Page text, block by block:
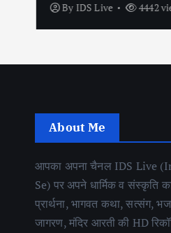
By IDS Live 4442
About Me
आपका अपना चैनल IDS Live
Se) पर अपने धार्मिक व संस्कृति
प्रार्थना, भागवत कथा, सत्संग,
जागरण, मंदिर आरती की HD